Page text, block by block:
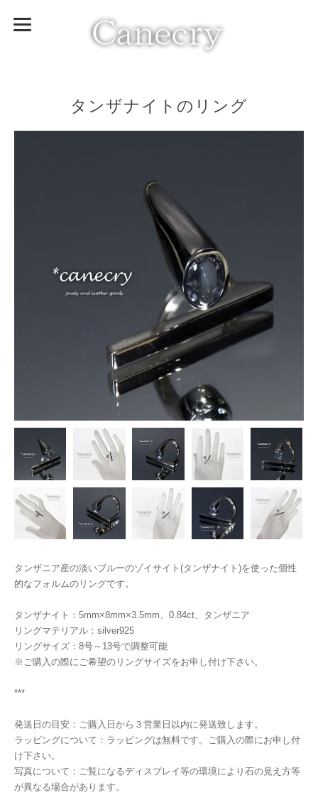
タンザナイトのリング
タンザニア産の淡いブルーのゾイサイト(タンザナイト)を使った個性
的なフォルムのリングです。
タンザナイト：5mm×8mm×3.5mm、0.84ct、タンザニア
リングマテリアル：silver925
リングサイズ：8号～13号で調整可能
※ご購入の際にご希望のリングサイズをお申し付け下さい。
***
発送日の目安：ご購入日から３営業日以内に発送致します。
ラッピングについて：ラッピングは無料です。ご購入の際にお申し付
け下さい。
写真について：ご覧になるディスプレイ等の環境により石の見え方等
が異なる場合があります。